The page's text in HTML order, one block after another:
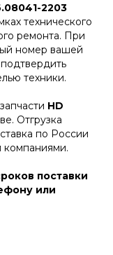
2203
технического
ремонта. При
номер вашей
техники.
HD
Отгрузка
по России
компаниями.
поставки
или